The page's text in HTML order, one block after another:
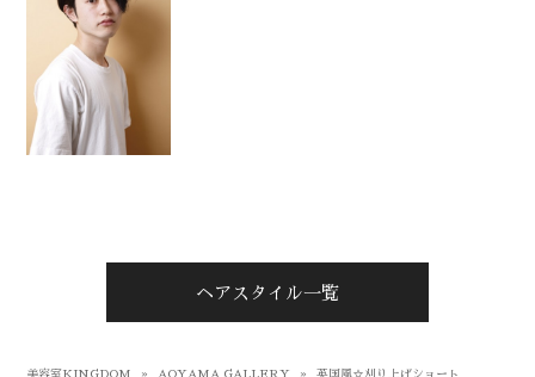
ヘアスタイル一覧